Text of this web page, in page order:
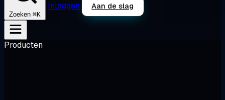
Zoeken ⌘K
Inloggen Aan de slag
Producten